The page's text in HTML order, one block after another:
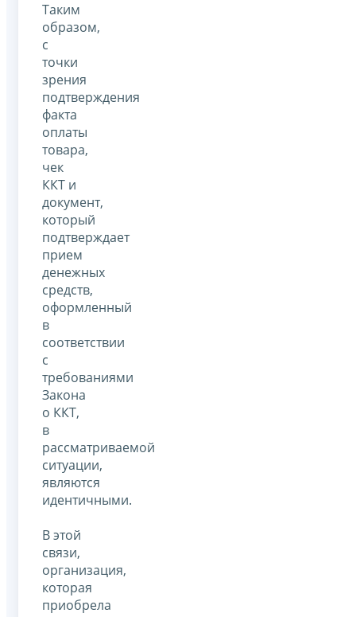
Таким
образом,
с
точки
зрения
подтверждения
факта
оплаты
товара,
чек
ККТ и
документ,
который
подтверждает
прием
денежных
средств,
оформленный
в
соответствии
с
требованиями
Закона
о ККТ,
в
рассматриваемой
ситуации,
являются
идентичными.
В этой
связи,
организация,
которая
приобрела